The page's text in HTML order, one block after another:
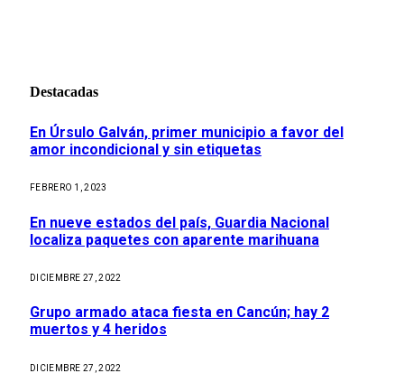
Destacadas
En Úrsulo Galván, primer municipio a favor del
amor incondicional y sin etiquetas
FEBRERO 1, 2023
En nueve estados del país, Guardia Nacional
localiza paquetes con aparente marihuana
DICIEMBRE 27, 2022
Grupo armado ataca fiesta en Cancún; hay 2
muertos y 4 heridos
DICIEMBRE 27, 2022